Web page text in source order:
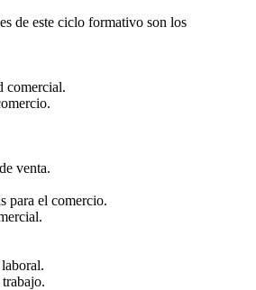
de este ciclo formativo son los
comercial.
venta.
para el comercio.